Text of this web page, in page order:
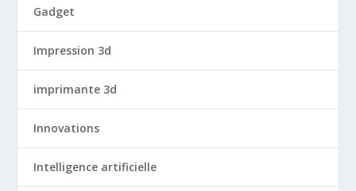
Gadget
Impression 3d
imprimante 3d
Innovations
Intelligence artificielle